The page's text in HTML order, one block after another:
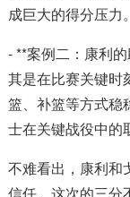
成巨大的得分压力。
- **案例二：康利
其是在比赛关键时
篮、补篮等方式稳
士在关键战役中的
不难看出，康利和